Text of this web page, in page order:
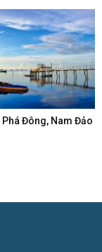
Đông, Nam Đảo